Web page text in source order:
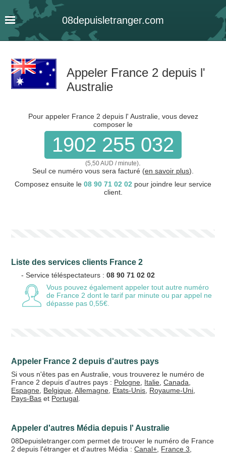
08depuisletranger.com
Appeler France 2 depuis l'
Australie
Pour appeler France 2 depuis l' Australie, vous devez
composer le
1902 255 032
(5,50 AUD / minute)
Seul ce numéro vous sera facturé (en savoir plus).
Composez ensuite le 08 90 71 02 02 pour joindre leur service
client.
Liste des services clients France 2
- Service téléspectateurs :08 90 71 02 02
Vous pouvez également appeler tout autre numéro
de France 2 dont le tarif par minute ou par appel ne
dépasse pas 0,55€.
Appeler France 2 depuis d'autres pays
Si vous n'êtes pas en Australie, vous trouverez le numéro de
France 2 depuis d'autres pays : Pologne Italie ,Canada
Espagne Belgique ,Allemagne Etats-Unis Royaume-Uni
Pays-Bas et Portugal
Appeler d'autres Média depuis l' Australie
08Depuisletranger.com permet de trouver le numéro de France
2 depuis l'étranger et d'autres Média :Canal+ France 3